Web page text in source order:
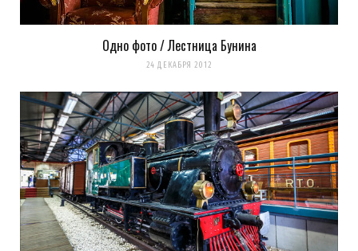
Одно фото / Лестница Бунина
24 ДЕКАБРЯ 2012